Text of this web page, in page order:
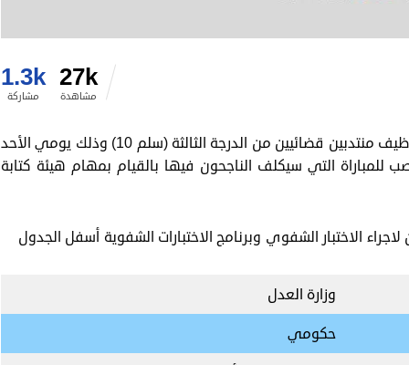
1.3k
مشاركة
27k
مشاهدة
أعلنت وزارة العدل والحريات عن تنظيم مباراة توظيف منتدبين قضائيين من الدرجة الثالثة (سلم 10) وذلك يومي الأحد
يناير 2023, وخصصت الوزارة 280 منصب للمباراة التي سيكلف الناجحون فيها بالقيام بمهام هيئة كتابة
الاختبار الشفوي وبرنامج الاختبارات الشفوية أسفل الجدول
وزارة العدل
حكومي